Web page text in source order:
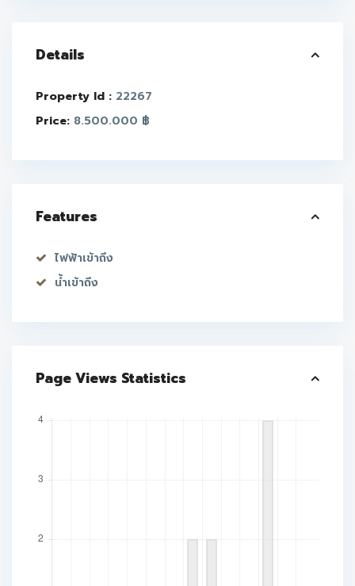
Details
Property Id : 22267
Price: 8.500.000 ฿
Features
ไฟฟ้าเข้าถึง
น้ำเข้าถึง
Page Views Statistics